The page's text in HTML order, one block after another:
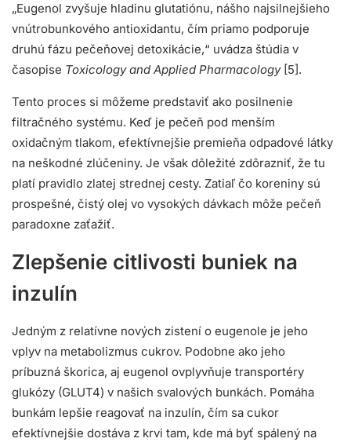
„Eugenol zvyšuje hladinu glutatiónu, nášho najsilnejšieho
vnútrobunkového antioxidantu, čím priamo podporuje
druhú fázu pečeňovej detoxikácie,“ uvádza štúdia v
časopise Toxicology and Applied Pharmacology[5].
Tento proces si môžeme predstaviť ako posilnenie
filtračného systému. Keď je pečeň pod menším
oxidačným tlakom, efektívnejšie premieňa odpadové látky
na neškodné zlúčeniny. Je však dôležité zdôrazniť, že tu
platí pravidlo zlatej strednej cesty. Zatiaľ čo koreniny sú
prospešné, čistý olej vo vysokých dávkach môže pečeň
paradoxne zaťažiť.
Zlepšenie citlivosti buniek na
inzulín
Jedným z relatívne nových zistení o eugenole je jeho
vplyv na metabolizmus cukrov. Podobne ako jeho
príbuzná škorica, aj eugenol ovplyvňuje transportéry
glukózy (GLUT4) v našich svalových bunkách. Pomáha
bunkám lepšie reagovať na inzulín, čím sa cukor
efektívnejšie dostáva z krvi tam, kde má byť spálený na